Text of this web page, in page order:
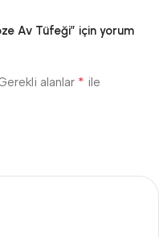
Av Tüfeği” için yorum
alanlar * ile